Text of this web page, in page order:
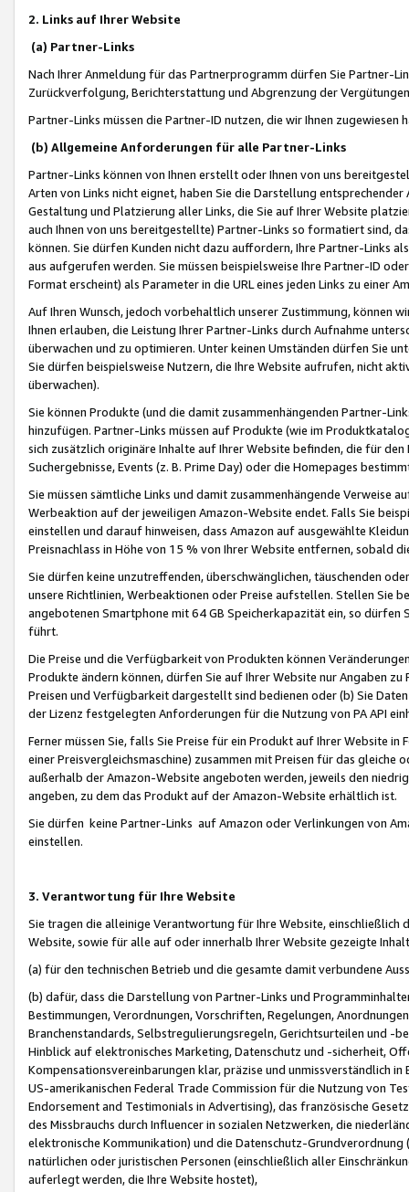
2. Links auf Ihrer Website
(a) Partner-Links
Nach Ihrer Anmeldung für das Partnerprogramm dürfen Sie Partner-
Zurückverfolgung, Berichterstattung und Abgrenzung der
Partner-Links müssen die Partner-ID nutzen, die wir Ihnen zugewiesen
(b) Allgemeine Anforderungen für alle Partner-Links
Partner-Links können von Ihnen erstellt oder Ihnen von uns
Arten von Links nicht eignet, haben Sie die Darstellung
Gestaltung und Platzierung aller Links, die Sie auf Ihrer Website
auch Ihnen von uns bereitgestellte) Partner-Links so formatiert sind,
können. Sie dürfen Kunden nicht dazu auffordern, Ihre Partner-Links
aus aufgerufen werden. Sie müssen beispielsweise Ihre Partner-ID
Format erscheint) als Parameter in die URL eines jeden Links zu einer
Auf Ihren Wunsch, jedoch vorbehaltlich unserer Zustimmung, können
Ihnen erlauben, die Leistung Ihrer Partner-Links durch Aufnahme
überwachen und zu optimieren. Unter keinen Umständen dürfen Sie
Sie dürfen beispielsweise Nutzern, die Ihre Website aufrufen, nicht
überwachen).
Sie können Produkte (und die damit zusammenhängenden Partner-
hinzufügen. Partner-Links müssen auf Produkte (wie im
sich zusätzlich originäre Inhalte auf Ihrer Website befinden, die für
Suchergebnisse, Events (z. B. Prime Day) oder die Homepages
Sie müssen sämtliche Links und damit zusammenhängende
Werbeaktion auf der jeweiligen Amazon-Website endet. Falls Sie
einstellen und darauf hinweisen, dass Amazon auf ausgewählte
Preisnachlass in Höhe von 15 % von Ihrer Website entfernen, sobald
Sie dürfen keine unzutreffenden, überschwänglichen, täuschenden
unsere Richtlinien, Werbeaktionen oder Preise aufstellen. Stellen Sie
angebotenen Smartphone mit 64 GB Speicherkapazität ein, so dürfen
führt.
Die Preise und die Verfügbarkeit von Produkten können
Produkte ändern können, dürfen Sie auf Ihrer Website nur Angaben
Preisen und Verfügbarkeit dargestellt sind bedienen oder (b) Sie
der Lizenz festgelegten Anforderungen für die Nutzung von PA API
Ferner müssen Sie, falls Sie Preise für ein Produkt auf Ihrer Website
einer Preisvergleichsmaschine) zusammen mit Preisen für das
außerhalb der Amazon-Website angeboten werden, jeweils den
angeben, zu dem das Produkt auf der Amazon-Website erhältlich ist.
Sie dürfen keine Partner-Links auf Amazon oder Verlinkungen von
einstellen.
3. Verantwortung für Ihre Website
Sie tragen die alleinige Verantwortung für Ihre Website,
Website, sowie für alle auf oder innerhalb Ihrer Website gezeigte
(a) für den technischen Betrieb und die gesamte damit verbundene
(b) dafür, dass die Darstellung von Partner-Links und
Bestimmungen, Verordnungen, Vorschriften, Regelungen,
Branchenstandards, Selbstregulierungsregeln, Gerichtsurteilen und -
Hinblick auf elektronisches Marketing, Datenschutz und -sicherheit,
Kompensationsvereinbarungen klar, präzise und unmissverständlich
US-amerikanischen Federal Trade Commission für die Nutzung von
Endorsement and Testimonials in Advertising), das französische
des Missbrauchs durch Influencer in sozialen Netzwerken, die
elektronische Kommunikation) und die Datenschutz-
natürlichen oder juristischen Personen (einschließlich aller
auferlegt werden, die Ihre Website hostet),